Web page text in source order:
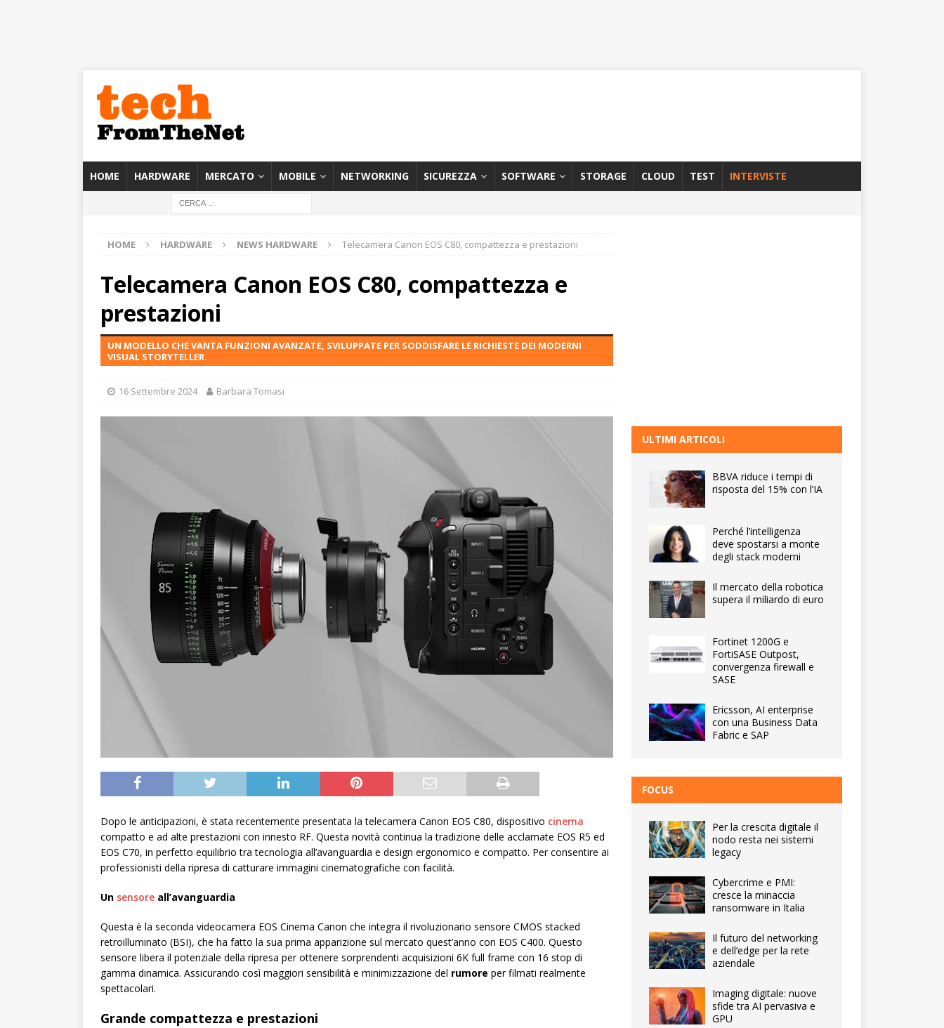
HOME HARDWARE MERCATO MOBILE NETWORKING SICUREZZA SOFTWARE STORAGE CLOUD TEST INTERVISTE
HOME HARDWARE NEWS HARDWARE Telecamera Canon EOS C80, compattezza e prestazioni
Telecamera Canon EOS C80, compattezza e
prestazioni
UN MODELLO CHE VANTA FUNZIONI AVANZATE, SVILUPPATE PER SODDISFARE LE RICHIESTE DEI MODERNI
VISUAL STORYTELLER.
16 Settembre 2024 Barbara Tomasi
Dopo le anticipazioni, è stata recentemente presentata la telecamera Canon EOS C80, dispositivo cinema
compatto e ad alte prestazioni con innesto RF. Questa novità continua la tradizione delle acclamate EOS R5 ed
EOS C70, in perfetto equilibrio tra tecnologia all’avanguardia e design ergonomico e compatto. Per consentire ai
professionisti della ripresa di catturare immagini cinematografiche con facilità.
Un sensore all’avanguardia
Questa è la seconda videocamera EOS Cinema Canon che integra il rivoluzionario sensore CMOS stacked
retroilluminato (BSI), che ha fatto la sua prima apparizione sul mercato quest’anno con EOS C400. Questo
sensore libera il potenziale della ripresa per ottenere sorprendenti acquisizioni 6K full frame con 16 stop di
gamma dinamica. Assicurando così maggiori sensibilità e minimizzazione del rumore per filmati realmente
spettacolari.
Grande compattezza e prestazioni
ULTIMI ARTICOLI
BBVA riduce i tempi di
risposta del 15% con l’IA
Perché l’intelligenza
deve spostarsi a monte
degli stack moderni
Il mercato della robotica
supera il miliardo di euro
Fortinet 1200G e
FortiSASE Outpost,
convergenza firewall e
SASE
Ericsson, AI enterprise
con una Business Data
Fabric e SAP
FOCUS
Per la crescita digitale il
nodo resta nei sistemi
legacy
Cybercrime e PMI:
cresce la minaccia
ransomware in Italia
Il futuro del networking
e dell’edge per la rete
aziendale
Imaging digitale: nuove
sfide tra AI pervasiva e
GPU